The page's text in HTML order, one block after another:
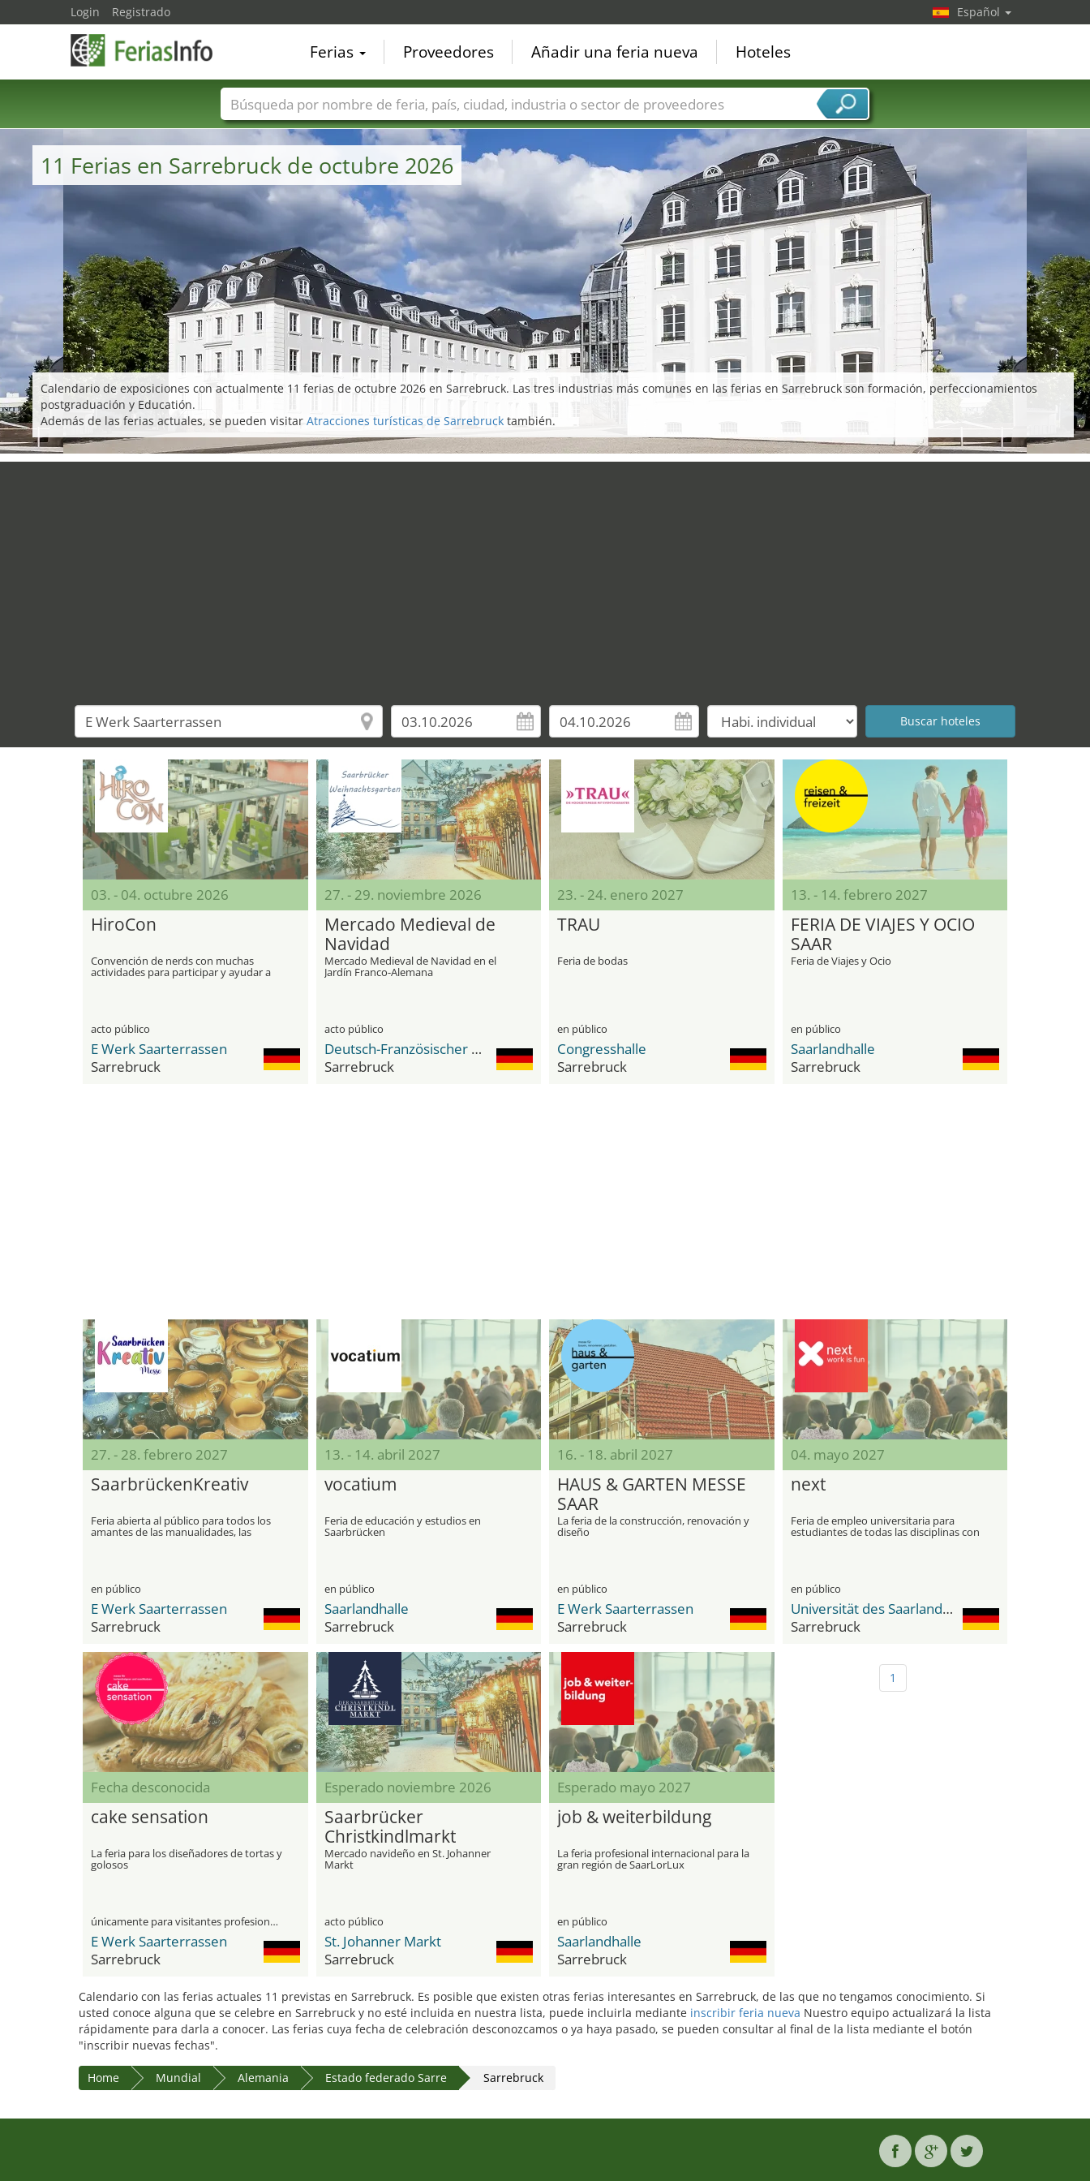
11 Ferias en Sarrebruck de octubre 2026
Calendario de exposiciones con actualmente 11 ferias de octubre 2026 en Sarrebruck. Las tres industrias más comunes en las ferias en Sarrebruck son formación, perfeccionamientos
postgraduación y Educatión.
Además de las ferias actuales, se pueden visitar Atracciones turísticas de Sarrebruck también.
03. - 04. octubre 2026
HiroCon
Convención de nerds con muchas
actividades para participar y ayudar a
acto público
E Werk Saarterrassen
Sarrebruck
27. - 29. noviembre 2026
Mercado Medieval de
Navidad
Mercado Medieval de Navidad en el
Jardín Franco-Alemana
acto público
Deutsch-Französischer Garten
Sarrebruck
23. - 24. enero 2027
TRAU
Feria de bodas
en público
Congresshalle
Sarrebruck
13. - 14. febrero 2027
FERIA DE VIAJES Y OCIO
SAAR
Feria de Viajes y Ocio
en público
Saarlandhalle
Sarrebruck
27. - 28. febrero 2027
SaarbrückenKreativ
Feria abierta al público para todos los
amantes de las manualidades, las
en público
E Werk Saarterrassen
Sarrebruck
13. - 14. abril 2027
vocatium
Feria de educación y estudios en
Saarbrücken
en público
Saarlandhalle
Sarrebruck
16. - 18. abril 2027
HAUS & GARTEN MESSE
SAAR
La feria de la construcción, renovación y
diseño
en público
E Werk Saarterrassen
Sarrebruck
04. mayo 2027
next
Feria de empleo universitaria para
estudiantes de todas las disciplinas con
énfasis en el inicio profesional
en público
Universität des Saarlandes
Sarrebruck
Fecha desconocida
cake sensation
La feria para los diseñadores de tortas y
golosos
únicamente para visitantes profesionales
E Werk Saarterrassen
Sarrebruck
Esperado noviembre 2026
Saarbrücker
Christkindlmarkt
Mercado navideño en St. Johanner
Markt
acto público
St. Johanner Markt
Sarrebruck
Esperado mayo 2027
job & weiterbildung
La feria profesional internacional para la
gran región de SaarLorLux
en público
Saarlandhalle
Sarrebruck
1
Calendario con las ferias actuales 11 previstas en Sarrebruck. Es posible que existen otras ferias interesantes en Sarrebruck, de las que no tengamos conocimiento. Si
usted conoce alguna que se celebre en Sarrebruck y no esté incluida en nuestra lista, puede incluirla mediante inscribir feria nueva Nuestro equipo actualizará la lista
rápidamente para darla a conocer. Las ferias cuya fecha de celebración desconozcamos o ya haya pasado, se pueden consultar al final de la lista mediante el botón
"inscribir nuevas fechas".
Home Mundial Alemania Estado federado Sarre Sarrebruck
Login Registrado Español
Ferias Proveedores Añadir una feria nueva Hoteles
Nombres de ferias Países Ciudades Sectores de ferias Sectores de proveedor de servicios